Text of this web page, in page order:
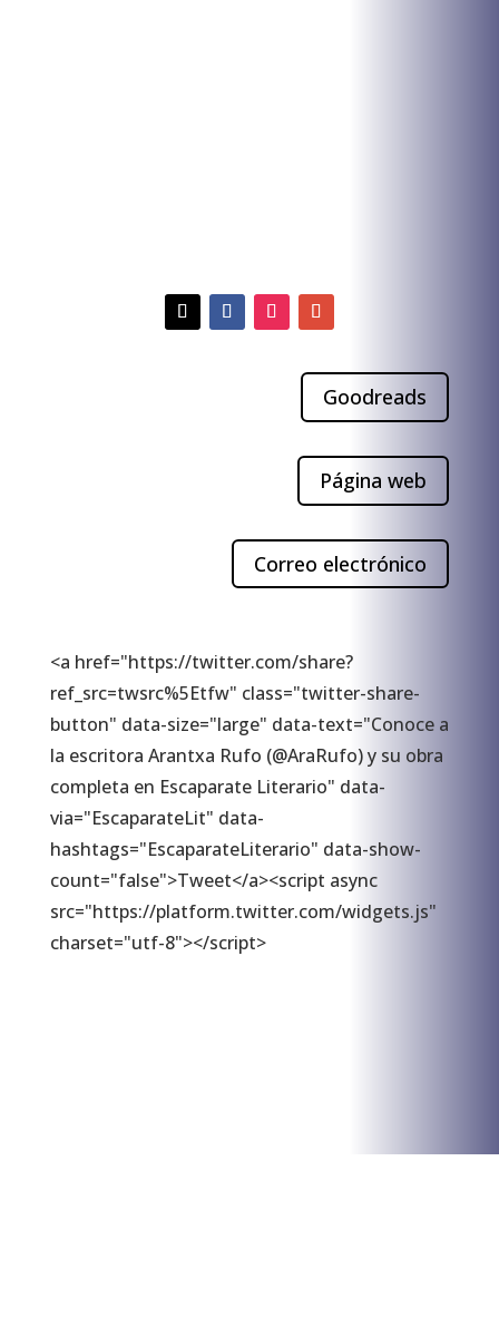
Goodreads
Página web
Correo electrónico
<a href="https://twitter.com/share?
ref_src=twsrc%5Etfw" class="twitter-share-
button" data-size="large" data-text="Conoce a
la escritora Arantxa Rufo (@AraRufo) y su obra
completa en Escaparate Literario" data-
via="EscaparateLit" data-
hashtags="EscaparateLiterario" data-show-
count="false">Tweet</a><script async
src="https://platform.twitter.com/widgets.js"
charset="utf-8"></script>